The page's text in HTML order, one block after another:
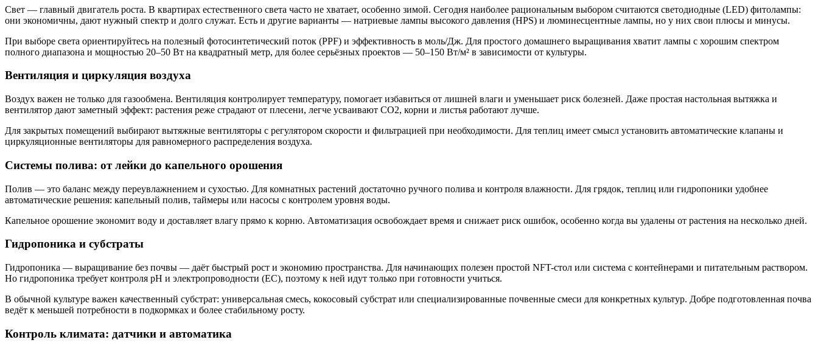
Свет — главный двигатель роста. В квартирах естественного света часто не хватает, особенно зимой. Сегодня наиболее рациональным выбором считаются светодиодные (LED) фитолампы:
они экономичны, дают нужный спектр и долго служат. Есть и другие варианты — натриевые лампы высокого давления (HPS) и люминесцентные лампы, но у них свои плюсы и минусы.
При выборе света ориентируйтесь на полезный фотосинтетический поток (PPF) и эффективность в моль/Дж. Для простого домашнего выращивания хватит лампы с хорошим спектром
полного диапазона и мощностью 20–50 Вт на квадратный метр, для более серьёзных проектов — 50–150 Вт/м² в зависимости от культуры.
Вентиляция и циркуляция воздуха
Воздух важен не только для газообмена. Вентиляция контролирует температуру, помогает избавиться от лишней влаги и уменьшает риск болезней. Даже простая настольная вытяжка и
вентилятор дают заметный эффект: растения реже страдают от плесени, легче усваивают CO2, корни и листья работают лучше.
Для закрытых помещений выбирают вытяжные вентиляторы с регулятором скорости и фильтрацией при необходимости. Для теплиц имеет смысл установить автоматические клапаны и
циркуляционные вентиляторы для равномерного распределения воздуха.
Системы полива: от лейки до капельного орошения
Полив — это баланс между переувлажнением и сухостью. Для комнатных растений достаточно ручного полива и контроля влажности. Для грядок, теплиц или гидропоники удобнее
автоматические решения: капельный полив, таймеры или насосы с контролем уровня воды.
Капельное орошение экономит воду и доставляет влагу прямо к корню. Автоматизация освобождает время и снижает риск ошибок, особенно когда вы удалены от растения на несколько дней.
Гидропоника и субстраты
Гидропоника — выращивание без почвы — даёт быстрый рост и экономию пространства. Для начинающих полезен простой NFT-стол или система с контейнерами и питательным раствором.
Но гидропоника требует контроля pH и электропроводности (EC), поэтому к ней идут только при готовности учиться.
В обычной культуре важен качественный субстрат: универсальная смесь, кокосовый субстрат или специализированные почвенные смеси для конкретных культур. Добре подготовленная почва
ведёт к меньшей потребности в подкормках и более стабильному росту.
Контроль климата: датчики и автоматика